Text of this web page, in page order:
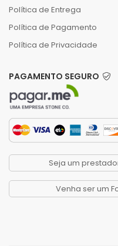
Política de Entrega
Política de Pagamento
Política de Privacidade
PAGAMENTO SEGURO
Seja um
Venha ser um